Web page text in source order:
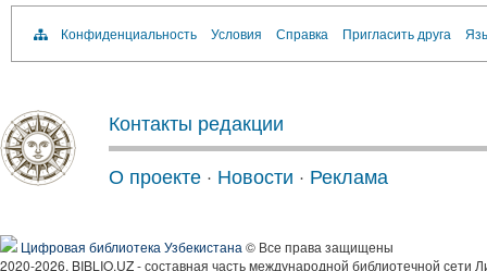
Конфиденциальность Условия Справка Пригласить друга
Контакты редакции
О проекте · Новости · Реклама
Цифровая библиотека Узбекистана © Все права защищены
2020-2026, BIBLIO.UZ - составная часть международной библиотечной сети